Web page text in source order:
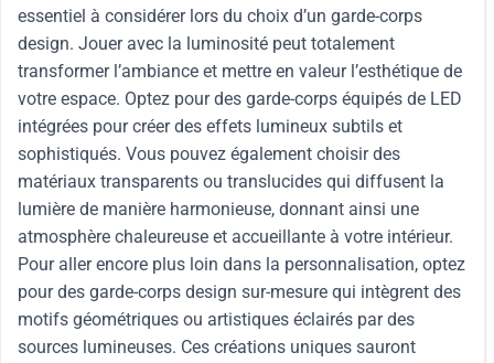
essentiel à considérer lors du choix d’un garde-corps
design. Jouer avec la luminosité peut totalement
transformer l’ambiance et mettre en valeur l’esthétique de
votre espace. Optez pour des garde-corps équipés de LED
intégrées pour créer des effets lumineux subtils et
sophistiqués. Vous pouvez également choisir des
matériaux transparents ou translucides qui diffusent la
lumière de manière harmonieuse, donnant ainsi une
atmosphère chaleureuse et accueillante à votre intérieur.
Pour aller encore plus loin dans la personnalisation, optez
pour des garde-corps design sur-mesure qui intègrent des
motifs géométriques ou artistiques éclairés par des
sources lumineuses. Ces créations uniques sauront